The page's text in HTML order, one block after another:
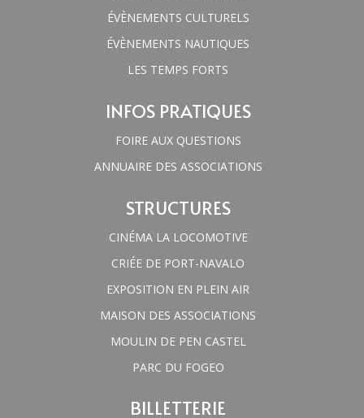
ÉVÈNEMENTS CULTURELS
ÉVÈNEMENTS NAUTIQUES
LES TEMPS FORTS
INFOS PRATIQUES
FOIRE AUX QUESTIONS
ANNUAIRE DES ASSOCIATIONS
STRUCTURES
CINÉMA LA LOCOMOTIVE
CRIÉE DE PORT-NAVALO
EXPOSITION EN PLEIN AIR
MAISON DES ASSOCIATIONS
MOULIN DE PEN CASTEL
PARC DU FOGEO
BILLETTERIE